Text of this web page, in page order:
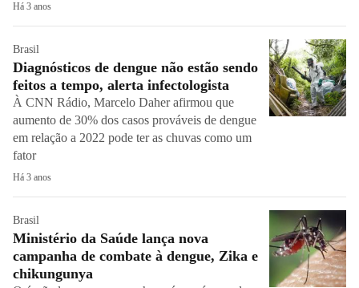
Há 3 anos
Brasil
Diagnósticos de dengue não estão sendo
feitos a tempo, alerta infectologista
À CNN Rádio, Marcelo Daher afirmou que
aumento de 30% dos casos prováveis de dengue
em relação a 2022 pode ter as chuvas como um
fator
Há 3 anos
Brasil
Ministério da Saúde lança nova
campanha de combate à dengue, Zika e
chikungunya